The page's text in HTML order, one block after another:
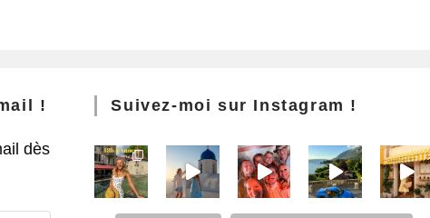
!
dès
Suivez-moi sur Instagram !